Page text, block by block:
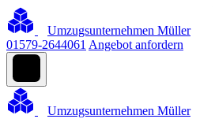
Umzugsunternehmen Müller
01579-2644061 Angebot anfordern
Umzugsunternehmen Müller